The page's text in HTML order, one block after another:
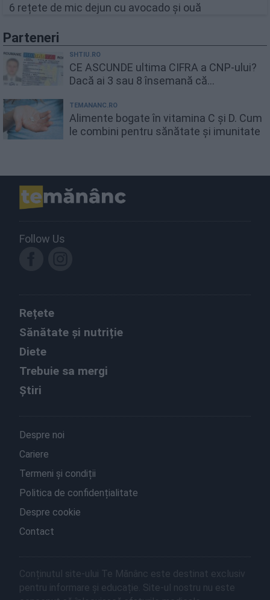
6 rețete de mic dejun cu avocado și ouă
Parteneri
SHTIU.RO
CE ASCUNDE ultima CIFRA a CNP-ului?
Dacă ai 3 sau 8 însemană că...
TEMANANC.RO
Alimente bogate în vitamina C și D. Cum
le combini pentru sănătate și imunitate
Follow Us
Rețete
Sănătate și nutriție
Diete
Trebuie sa mergi
Știri
Despre noi
Cariere
Termeni și condiții
Politica de confidențialitate
Despre cookie
Contact
Conținutul site-ului Te Mănânc este destinat exclusiv
pentru informare și educație. Site-ul nostru nu este